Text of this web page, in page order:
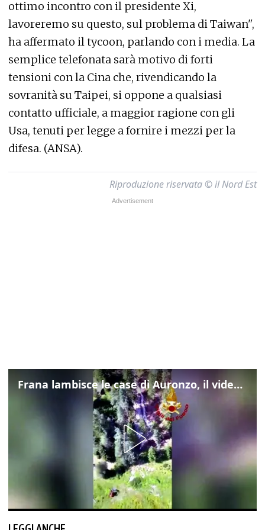
ottimo incontro con il presidente Xi,
lavoreremo su questo, sul problema di Taiwan",
ha affermato il tycoon, parlando con i media. La
semplice telefonata sarà motivo di forti
tensioni con la Cina che, rivendicando la
sovranità su Taipei, si oppone a qualsiasi
contatto ufficiale, a maggior ragione con gli
Usa, tenuti per legge a fornire i mezzi per la
difesa. (ANSA).
Riproduzione riservata © il Nord Est
Frana lambisce le case di Auronzo, il video dall'elicottero dei vigili del fuoco